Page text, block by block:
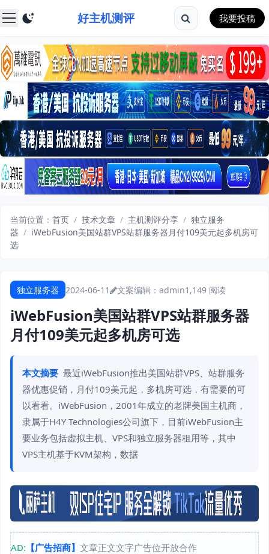
好主机测评 我要投稿
当前位置： 首页 / 技术文章 / 主机测评分享 / 独立服务
器 / iWebFusion美国站群VPS站群服务器月付109美元起多机房可
选
独立服务器 2024-06-11 文案编辑：admin1,149 阅读
iWebFusion美国站群VPS站群服务器
月付109美元起多机房可选
本文摘要 最近iWebFusion推出美国站群VPS、站群服务
器优惠促销，月付109美元起，多机房可选，有需要的可
以看看。iWebFusion，2001年成立的老牌美国主机商，
隶属于H4Y Technologies公司旗下，目前iWebFusion主
要业务包括虚拟主机、VPS和独立服务器租用等，其中
VPS主机基于KVM架构，数据
AD: 【广告招商】 文章正文文字广告位开放合作